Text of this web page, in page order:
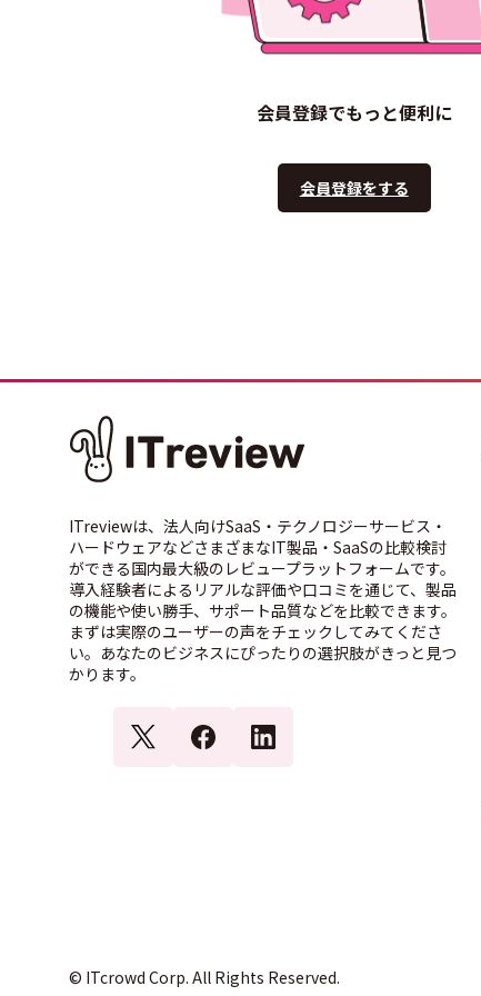
会員登録でもっと便利に
会員登録をする
ITreviewは、法人向けSaaS・テクノロジーサービス・
ハードウェアなどさまざまなIT製品・SaaSの比較検討
ができる国内最大級のレビュープラットフォームです。
導入経験者によるリアルな評価や口コミを通じて、製品
の機能や使い勝手、サポート品質などを比較できます。
まずは実際のユーザーの声をチェックしてみてくださ
い。あなたのビジネスにぴったりの選択肢がきっと見つ
かります。
© ITcrowd Corp. All Rights Reserved.